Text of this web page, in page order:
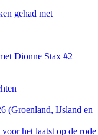
gehad met
Dionne Stax #2
(Groenland, IJsland en
het laatst op de rode